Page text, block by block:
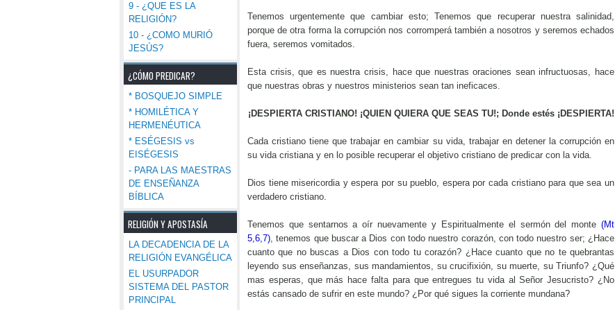
Tenemos urgentemente que cambiar esto; Tenemos que recuperar nuestra salinidad,
porque de otra forma la corrupción nos corromperá también a nosotros y seremos echados
fuera, seremos vomitados.
Esta crisis, que es nuestra crisis, hace que nuestras oraciones sean infructuosas, hace
que nuestras obras y nuestros ministerios sean tan ineficaces.
¡DESPIERTA CRISTIANO! ¡QUIEN QUIERA QUE SEAS TU!; Donde estés ¡DESPIERTA!
Cada cristiano tiene que trabajar en cambiar su vida, trabajar en detener la corrupción en
su vida cristiana y en lo posible recuperar el objetivo cristiano de predicar con la vida.
Dios tiene misericordia y espera por su pueblo, espera por cada cristiano para que sea un
verdadero cristiano.
Tenemos que sentarnos a oír nuevamente y Espiritualmente el sermón del monte (Mt
5,6,7), tenemos que buscar a Dios con todo nuestro corazón, con todo nuestro ser; ¿Hace
cuanto que no buscas a Dios con todo tu corazón? ¿Hace cuanto que no te quebrantas
leyendo sus enseñanzas, sus mandamientos, su crucifixión, su muerte, su Triunfo? ¿Qué
mas esperas, que más hace falta para que entregues tu vida al Señor Jesucristo? ¿No
estás cansado de sufrir en este mundo? ¿Por qué sigues la corriente mundana?
9 - ¿QUE ES LA
RELIGIÓN?
10 - ¿COMO MURIÓ
JESÚS?
¿CÓMO PREDICAR?
* BOSQUEJO SIMPLE
* HOMILÉTICA Y
HERMENÉUTICA
* ESÉGESIS vs
EISÉGESIS
- PARA LAS MAESTRAS
DE ENSEÑANZA
BÍBLICA
RELIGIÓN Y APOSTASÍA
LA DECADENCIA DE LA
RELIGIÓN EVANGÉLICA
EL USURPADOR
SISTEMA DEL PASTOR
PRINCIPAL